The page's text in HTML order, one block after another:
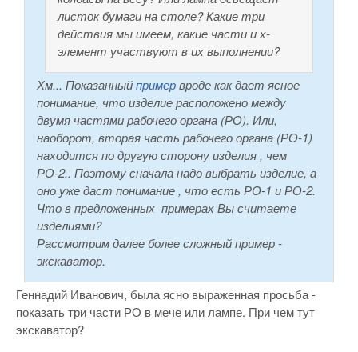
листок бумаги на столе? Какие три
действия мы имеем, какие части и х-
элемент участвуют в их выполнении?
Хм... Показанныйпримервроде как дает ясное
понимание, что изделие расположено между
двумя частями рабочего органа (РО). Или,
наоборот, вторая часть рабочего органа (РО-1)
находится по другую сторону изделия , чем
РО-2.. Поэтому сначала надо выбрать изделие, а
оно уже даст понимание , что есть РО-1 и РО-2.
Что в предложенных примерах Вы считаете
изделиями?
Рассмотрим далее более сложный пример -
экскаватор.
Геннадий Иванович, была ясно выраженная просьба -
показать три части РО в мече или лампе. При чем тут
экскаватор?